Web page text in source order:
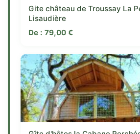
Gite château de Troussay La
Lisaudière
De : 79,00 €